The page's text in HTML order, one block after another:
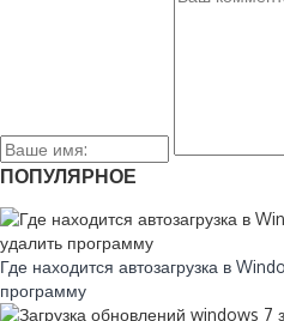
ПОПУЛЯРНОЕ
Где находится автозагрузка в
программу